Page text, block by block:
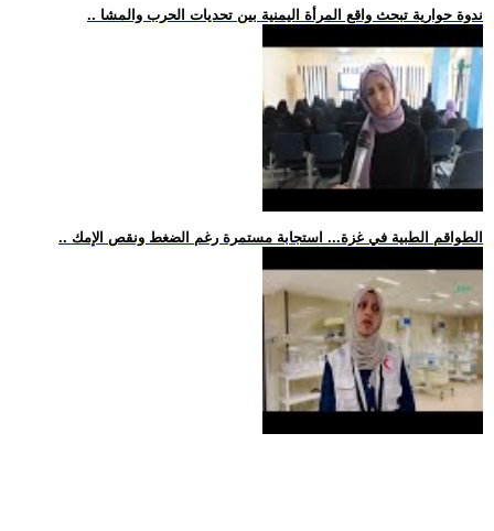
.. ندوة حوارية تبحث واقع المرأة اليمنية بين تحديات الحرب والمشا
.. الطواقم الطبية في غزة... استجابة مستمرة رغم الضغط ونقص الإمك